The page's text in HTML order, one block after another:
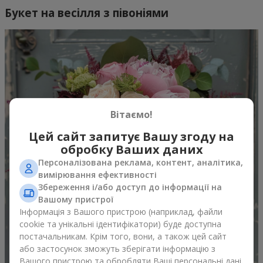
Букет на весілля з півоніями
Вітаємо!
Цей сайт запитує Вашу згоду на
обробку Ваших даних
Персоналізована реклама, контент, аналітика,
вимірювання ефективності
Збереження і/або доступ до інформації на
Вашому пристрої
Інформація з Вашого пристрою (наприклад, файли
cookie та унікальні ідентифікатори) буде доступна
постачальникам. Крім того, вони, а також цей сайт
або застосунок зможуть зберігати інформацію з